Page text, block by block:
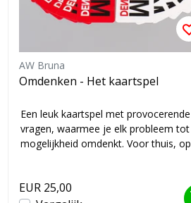
AW Bruna
Omdenken - Het kaartspel
Een leuk kaartspel met provocerende
vragen, waarmee je elk probleem tot
mogelijkheid omdenkt. Voor thuis,
EUR 25,00